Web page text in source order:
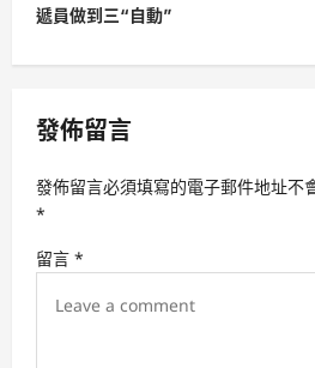
n
a
i
a
t
i
遞員做到三“自動”
發佈留言
發佈留言必須填寫的電子郵件地址不
*
留言 *